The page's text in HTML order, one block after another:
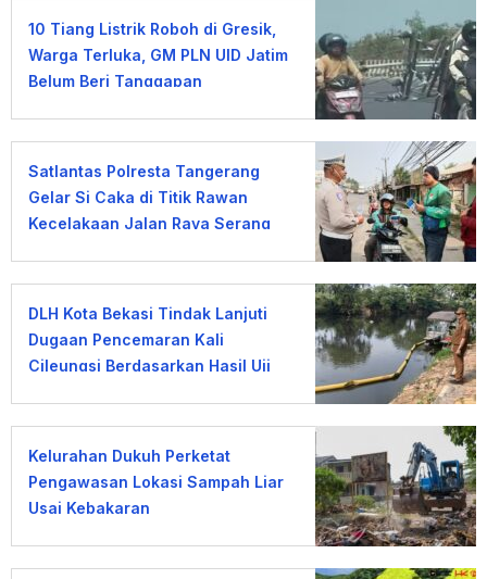
10 Tiang Listrik Roboh di Gresik,
Warga Terluka, GM PLN UID Jatim
Belum Beri Tanggapan
Satlantas Polresta Tangerang
Gelar Si Caka di Titik Rawan
Kecelakaan Jalan Raya Serang
DLH Kota Bekasi Tindak Lanjuti
Dugaan Pencemaran Kali
Cileungsi Berdasarkan Hasil Uji
Kelurahan Dukuh Perketat
Pengawasan Lokasi Sampah Liar
Usai Kebakaran